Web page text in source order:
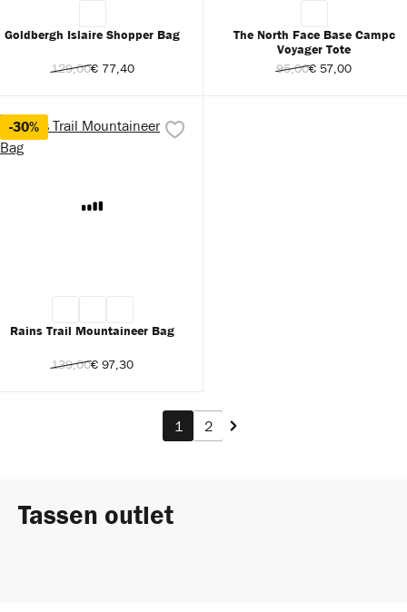
Goldbergh Islaire Shopper Bag
129,00€ 77,40
The North Face Base Campc
Voyager Tote
95,00€ 57,00
-30%
Rains Trail Mountaineer Bag
139,00€ 97,30
Pagina
1 Pagina
2
Tassen outlet